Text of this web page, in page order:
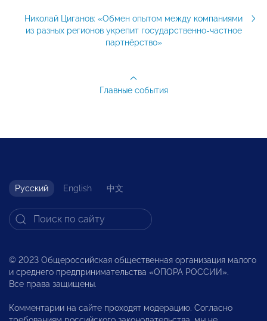
Николай Циганов: «Обмен опытом между компаниями
из разных регионов укрепит государственно-частное
партнёрство»
Главные события
Русский English 中文
© 2023 Общероссийская общественная организация малого
и среднего предпринимательства «ОПОРА РОССИИ».
Все права защищены.
Комментарии на сайте проходят модерацию. Согласно